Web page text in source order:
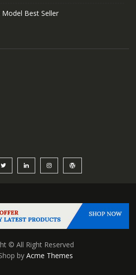
Best Seller
© All Right Reserved
byAcme Themes